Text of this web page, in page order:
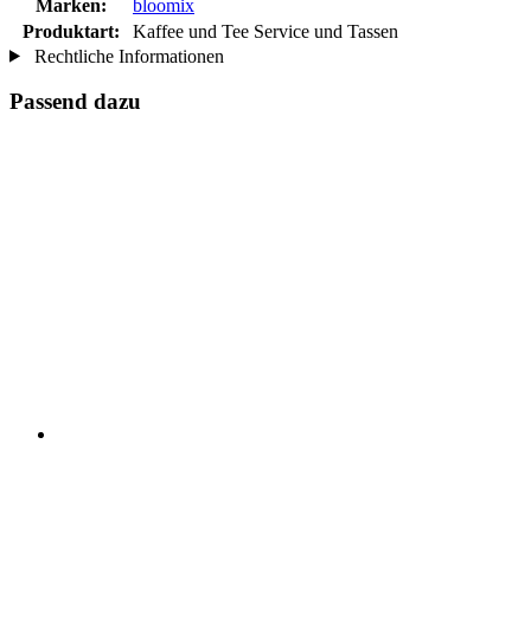
Marken:
bloomix
Produktart:
Kaffee und Tee Service und Tassen
Rechtliche Informationen
Passend dazu